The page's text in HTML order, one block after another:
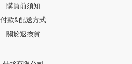
購買前須知
付款&配送方式
關於退換貨